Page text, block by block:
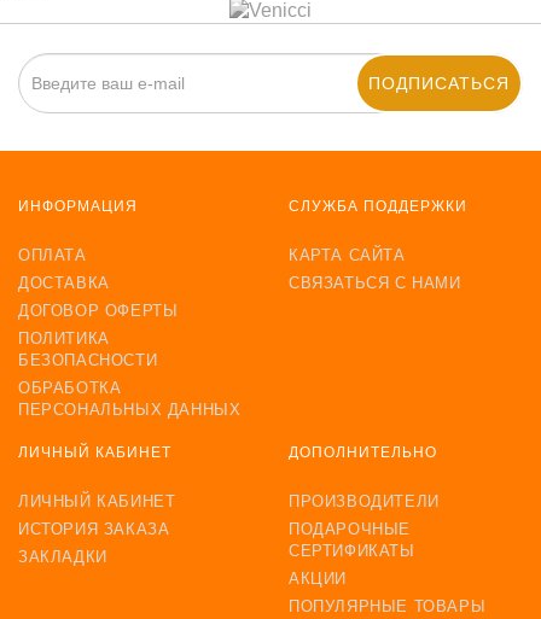
ПОДПИСАТЬСЯ
ИНФОРМАЦИЯ
ОПЛАТА
ДОСТАВКА
ДОГОВОР ОФЕРТЫ
ПОЛИТИКА
БЕЗОПАСНОСТИ
ОБРАБОТКА
ПЕРСОНАЛЬНЫХ ДАННЫХ
СЛУЖБА ПОДДЕРЖКИ
КАРТА САЙТА
СВЯЗАТЬСЯ С НАМИ
ЛИЧНЫЙ КАБИНЕТ
ЛИЧНЫЙ КАБИНЕТ
ИСТОРИЯ ЗАКАЗА
ЗАКЛАДКИ
ДОПОЛНИТЕЛЬНО
ПРОИЗВОДИТЕЛИ
ПОДАРОЧНЫЕ
СЕРТИФИКАТЫ
АКЦИИ
ПОПУЛЯРНЫЕ ТОВАРЫ